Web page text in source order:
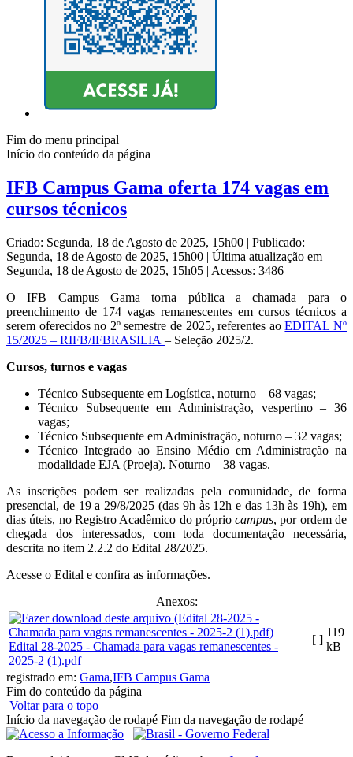
Fim do menu principal
Início do conteúdo da página
IFB Campus Gama oferta 174 vagas em
cursos técnicos
Criado: Segunda, 18 de Agosto de 2025, 15h00 | Publicado:
Segunda, 18 de Agosto de 2025, 15h00 | Última atualização em
Segunda, 18 de Agosto de 2025, 15h05 | Acessos: 3486
O IFB Campus Gama torna pública a chamada para o
preenchimento de 174 vagas remanescentes em cursos técnicos a
serem oferecidos no 2º semestre de 2025, referentes aoEDITAL Nº
15/2025 – RIFB/IFBRASILIA – Seleção 2025/2.
Cursos, turnos e vagas
Técnico Subsequente em Logística, noturno – 68 vagas;
Técnico Subsequente em Administração, vespertino – 36
vagas;
Técnico Subsequente em Administração, noturno – 32 vagas;
Técnico Integrado ao Ensino Médio em Administração na
modalidade EJA (Proeja). Noturno – 38 vagas.
As inscrições podem ser realizadas pela comunidade, de forma
presencial, de 19 a 29/8/2025 (das 9h às 12h e das 13h às 19h), em
dias úteis, no Registro Acadêmico do própriocampus, por ordem de
chegada dos interessados, com toda documentação necessária,
descrita no item 2.2.2 do Edital 28/2025.
Acesse o Edital e confira as informações.
Anexos:
Edital 28-2025 - Chamada para vagas remanescentes -
2025-2 (1).pdf
[ ]
119
kB
registrado em: Gama,IFB Campus Gama
Fim do conteúdo da página
Voltar para o topo
Início da navegação de rodapé Fim da navegação de rodapé